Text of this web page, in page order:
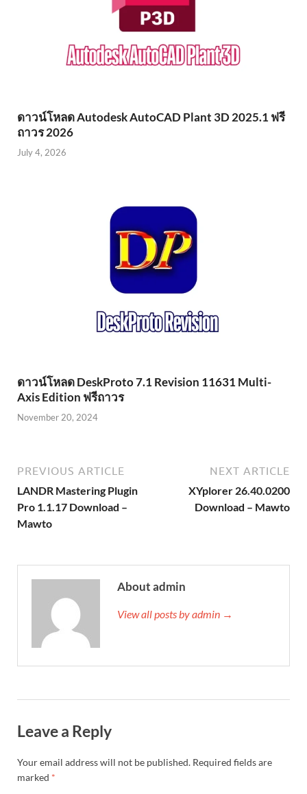
ดาวน์โหลด Autodesk AutoCAD Plant 3D 2025.1 ฟรี
ถาวร 2026
July 4, 2026
ดาวน์โหลด DeskProto 7.1 Revision 11631 Multi-
Axis Edition ฟรีถาวร
November 20, 2024
PREVIOUS ARTICLE
LANDR Mastering Plugin
Pro 1.1.17 Download –
Mawto
NEXT ARTICLE
XYplorer 26.40.0200
Download – Mawto
About admin
View all posts by admin →
Leave a Reply
Your email address will not be published. Required fields are
marked *